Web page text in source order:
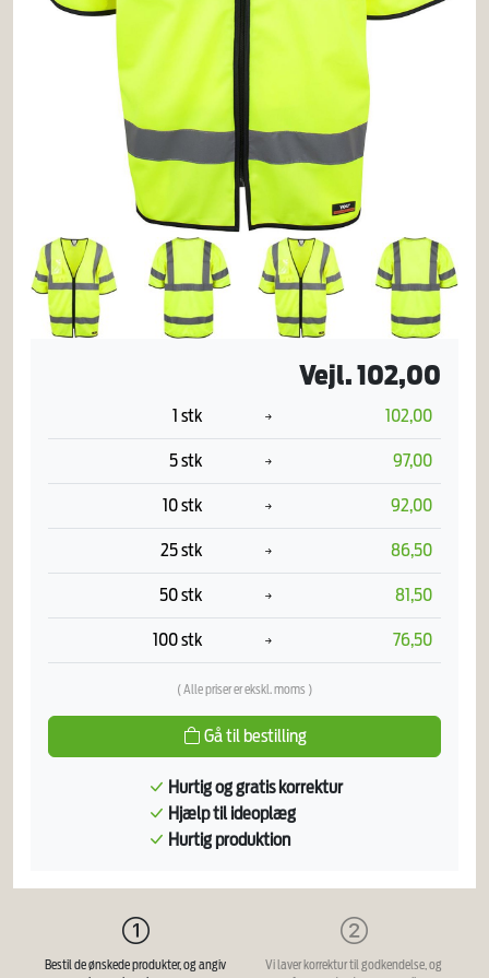
Vejl. 102,00
1 stk 102,00
5 stk 97,00
10 stk 92,00
25 stk 86,50
50 stk 81,50
100 stk 76,50
( Alle priser er ekskl. moms )
Gå til bestilling
Hurtig og gratis korrektur
Hjælp til ideoplæg
Hurtig produktion
Bestil de ønskede produkter, og angiv
Vi laver korrektur til godkendelse, og